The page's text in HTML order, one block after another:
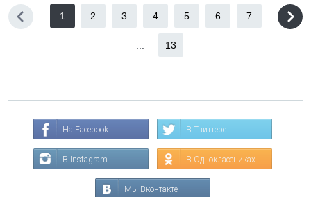
1 2 3 4 5 6 7
13
На Facebook В Твиттере
В Instagram В Одноклассниках
Мы Вконтакте